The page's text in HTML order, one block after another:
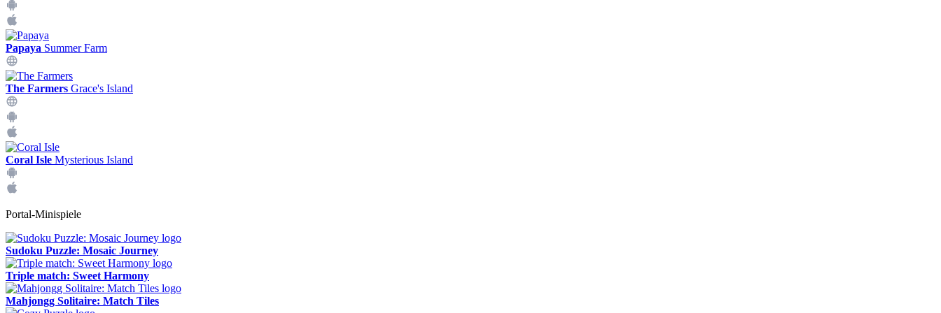
Papaya Summer Farm
The Farmers Grace's Island
Coral Isle Mysterious Island
Portal-Minispiele
Sudoku Puzzle: Mosaic Journey
Triple match: Sweet Harmony
Mahjongg Solitaire: Match Tiles